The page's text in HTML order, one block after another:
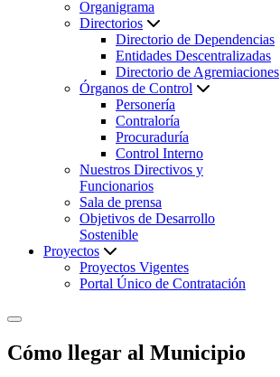
Organigrama
Directorios
Directorio de Dependencias
Entidades Descentralizadas
Directorio de Agremiaciones
Órganos de Control
Personería
Contraloría
Procuraduría
Control Interno
Nuestros Directivos y
Funcionarios
Sala de prensa
Objetivos de Desarrollo
Sostenible
Proyectos
Proyectos Vigentes
Portal Único de Contratación
Cómo llegar al Municipio